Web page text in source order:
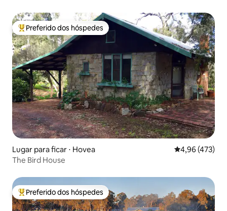
Entre os melhores preferidos dos hóspedes
Preferido dos hóspedes
Lugar para ficar ⋅ Hovea 4,96 de uma
4,96 (473)
The Bird House
Entre os melhores preferidos dos hóspedes
Preferido dos hóspedes